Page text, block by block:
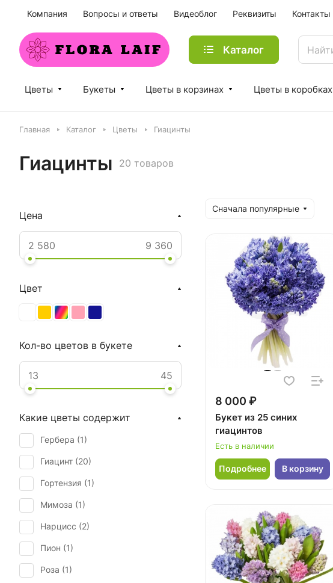
Компания Вопросы и ответы Видеоблог Реквизиты Контакты
Каталог
Цветы Букеты Цветы в корзинах Цветы в коробках
Главная Каталог Цветы Гиацинты
Гиацинты 20 товаров
Сначала популярные
8 000 ₽
Букет из 25 синих
гиацинтов
Есть в наличии
Подробнее В корзину
Цена
Цвет
Кол-во цветов в букете
Какие цветы содержит
Гербера (1)
Гиацинт (20)
Гортензия (1)
Мимоза (1)
Нарцисс (2)
Пион (1)
Роза (1)